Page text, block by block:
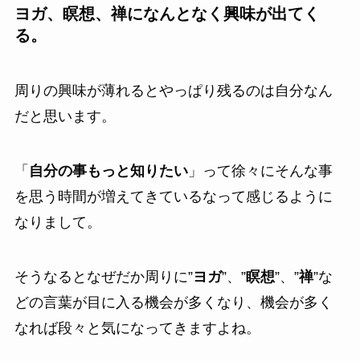
ヨガ、瞑想、禅になんとなく興味が出てく
る。
周りの興味が薄れるとやっぱり残るのは自分なん
だと思います。
「 自分の事もっと知りたい」って徐々にそんな事
を思う時間が増えてきているなって感じるように
なりまして。
そうなるとなぜだか周りに”ヨガ”、”瞑想”、”禅”な
どの言葉が目に入る機会が多くなり、機会が多く
なれば段々と気になってきますよね。